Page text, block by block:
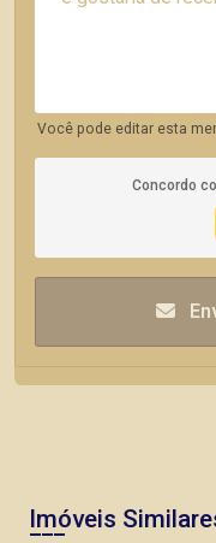
Você pode editar esta
Concordo
Imóveis